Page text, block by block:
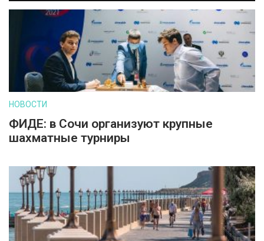
НОВОСТИ
ФИДЕ: в Сочи организуют крупные
шахматные турниры